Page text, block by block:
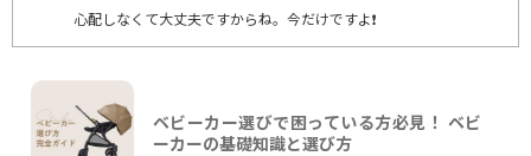
心配しなくて大丈夫ですからね。今だけですよ❗
ベビーカー選びで困っている方必見！ ベビ
ーカーの基礎知識と選び方